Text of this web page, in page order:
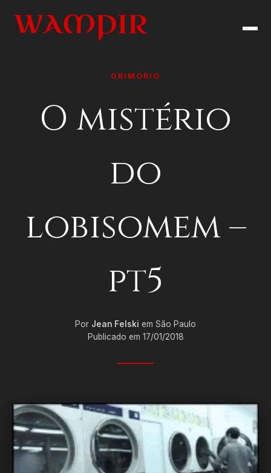
GRIMÓRIO
O mistério
do
lobisomem –
pt5
Por Jean Felski em São Paulo
Publicado em 17/01/2018